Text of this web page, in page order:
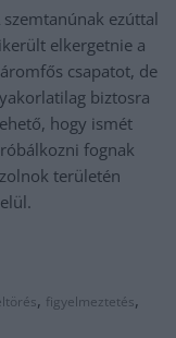
szemtanúnak ezúttal
elkergetnie a
csapatot, de
biztosra
hogy ismét
fognak
területén
, figyelmeztetés,